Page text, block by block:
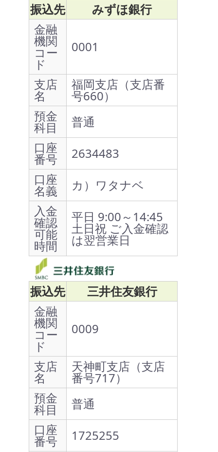
振込先
みずほ銀行
金融
機関
コー
ド
0001
支店
名
福岡支店（支店番
号660）
預金
科目
普通
口座
番号
2634483
口座
名義
カ）ワタナベ
入金
確認
可能
時間
平日 9:00～14:45
土日祝 ご入金確認
は翌営業日
振込先
三井住友銀行
金融
機関
コー
ド
0009
支店
名
天神町支店（支店
番号717）
預金
科目
普通
口座
番号
1725255